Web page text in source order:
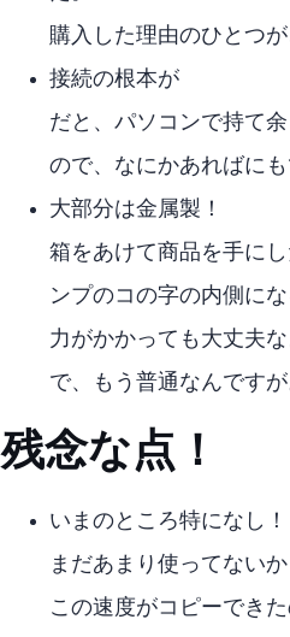
購入した理由のひとつ
接続の根本がUSB-C
USB-Cだと、パソコンで持て
ので、なにかあればAに
大部分は金属製！
箱をあけて商品を手に
ンプのコの字の内側に
力がかかっても大丈夫
で、もう普通なんですが
残念な点！
いまのところ特になし！
まだあまり使ってないか
この速度がコピーでき